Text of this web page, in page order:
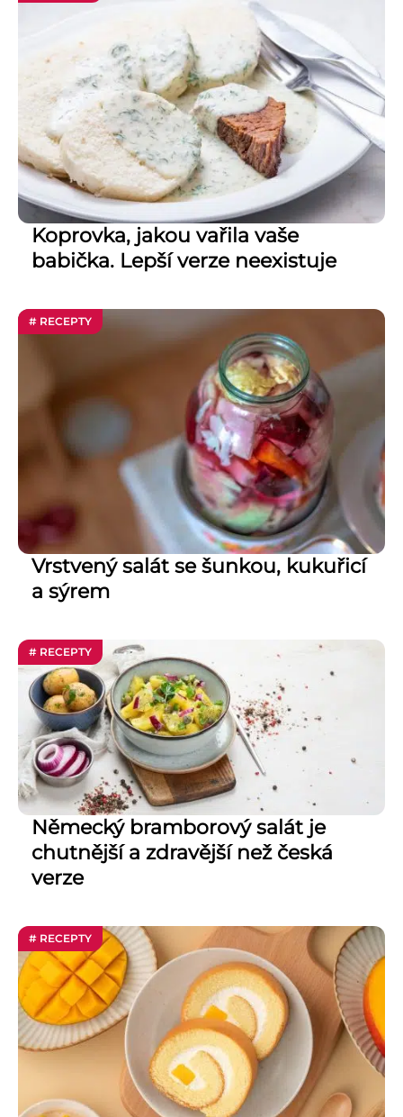
Koprovka, jakou vařila vaše
babička. Lepší verze neexistuje
# RECEPTY
Vrstvený salát se šunkou, kukuřicí
a sýrem
# RECEPTY
Německý bramborový salát je
chutnější a zdravější než česká
verze
# RECEPTY